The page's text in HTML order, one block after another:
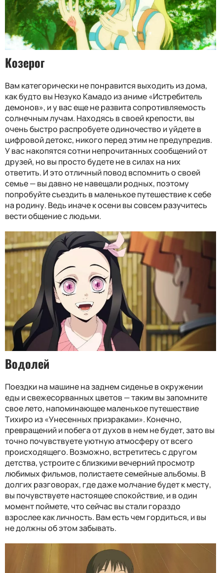
Козерог
Вам категорически не понравится выходить из дома,
как будто вы Незуко Камадо из аниме «Истребитель
демонов», и у вас еще не развита сопротивляемость
солнечным лучам. Находясь в своей крепости, вы
очень быстро распробуете одиночество и уйдете в
цифровой детокс, никого перед этим не предупредив.
У вас накопятся сотни непрочитанных сообщений от
друзей, но вы просто будете не в силах на них
ответить. И это отличный повод вспомнить о своей
семье — вы давно не навещали родных, поэтому
попробуйте съездить в маленькое путешествие к себе
на родину. Ведь иначе к осени вы совсем разучитесь
вести общение с людьми.
Водолей
Поездки на машине на заднем сиденье в окружении
еды и свежесорванных цветов — таким вы запомните
свое лето, напоминающее маленькое путешествие
Тихиро из «Унесенных призраками». Конечно,
превращений и побега от духов в нем не будет, зато вы
точно почувствуете уютную атмосферу от всего
происходящего. Возможно, встретитесь с другом
детства, устроите с близкими вечерний просмотр
любимых фильмов, полистаете семейные альбомы. В
долгих разговорах, где даже молчание будет к месту,
вы почувствуете настоящее спокойствие, и в один
момент поймете, что сейчас вы стали гораздо
взрослее как личность. Вам есть чем гордиться, и вы
не должны об этом забывать.